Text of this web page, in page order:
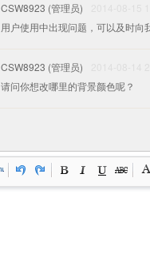
CSW8923 (管理员)
用户使用中出现问题，可以及时向
CSW8923 (管理员)
请问你想改哪里的背景颜色呢？